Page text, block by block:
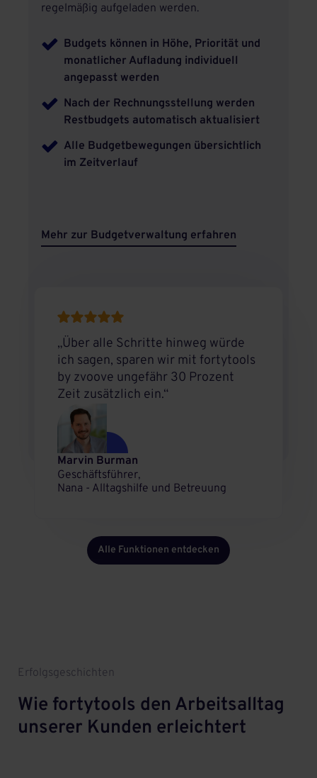
regelmäßig aufgeladen werden.
Budgets können in Höhe, Priorität und
monatlicher Aufladung individuell
angepasst werden
Nach der Rechnungsstellung werden
Restbudgets automatisch aktualisiert
Alle Budgetbewegungen übersichtlich
im Zeitverlauf
Mehr zur Budgetverwaltung erfahren
Marvin Burman
Geschäftsführer,
Nana - Alltagshilfe und Betreuung
„Über alle Schritte hinweg würde
ich sagen, sparen wir mit fortytools
by zvoove ungefähr 30 Prozent
Zeit zusätzlich ein.“
Alle Funktionen entdecken
Erfolgsgeschichten
Wie fortytools den Arbeitsalltag
unserer Kunden erleichtert